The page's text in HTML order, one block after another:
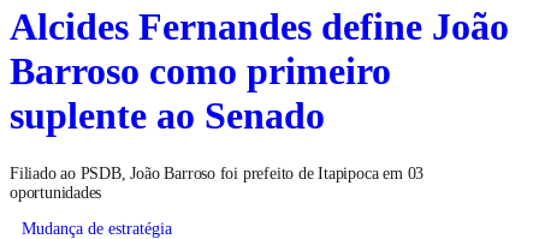
Alcides Fernandes define João
Barroso como primeiro
suplente ao Senado
Filiado ao PSDB, João Barroso foi prefeito de Itapipoca em 03
oportunidades
Mudança de estratégia